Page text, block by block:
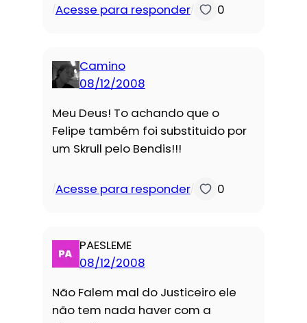
/Acesse para responder/ 0
Camino
08/12/2008
Meu Deus! To achando que o
Felipe também foi substituido por
um Skrull pelo Bendis!!!
/Acesse para responder/ 0
PAESLEME
08/12/2008
Não Falem mal do Justiceiro ele
não tem nada haver com a